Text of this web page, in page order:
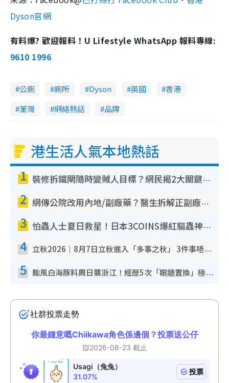
Dyson官網
有料爆? 歡迎報料！U Lifestyle WhatsApp 報料專線:
9610 1996
公廁 廁所 Dyson 英國
香港
荃灣
網絡熱話 品牌
港生活人氣本地熱話
1 裝修拆鐵閘隨時變賊人目標？網民揭2大關鍵用途：裝新式等於白裝？附新舊鐵閘分別
2 網傳公院改用內地/副廠藥？醫生拆解正副廠分別 揭4類人換藥隨時出事
3 怕蟲人士夏日救星！日本3COINS爆紅驅蟲神器$45起 1招「全程免觸碰」輕鬆搞定小強
4 立秋2026｜8月7日立秋進入「多事之秋」 3件事唔做得！專家教6招開運 清枱頭／銀包納氣接好運
5 颱風白海豚料周日襲浙江！經歷5次「眼牆置換」極罕見 成登陸內地最長途颱風